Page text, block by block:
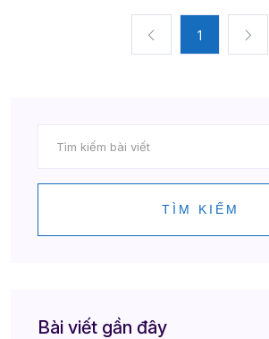
1
TÌM KIẾM
Bài viết gần đây